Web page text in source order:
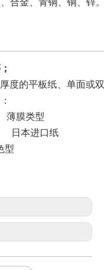
合金、青铜、铜、锌
度的平板纸、单面或
膜类型
本进口纸